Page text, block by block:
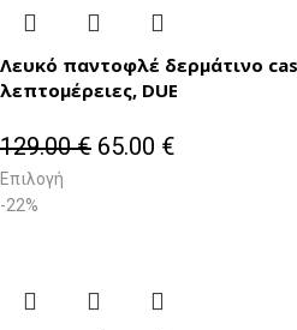
Λευκό παντοφλέ δερμάτινο
λεπτομέρειες, DUE
129.00€ 65.00 €
Επιλογή
-22%